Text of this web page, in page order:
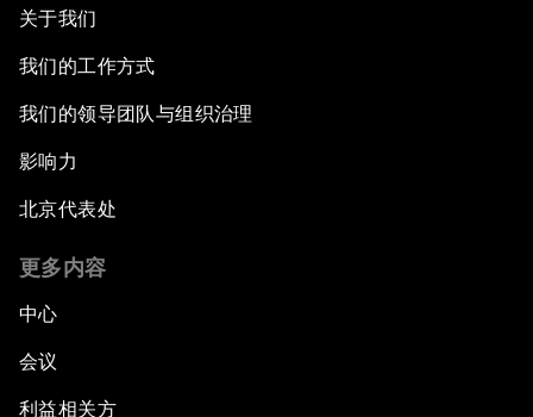
关于我们
我们的工作方式
我们的领导团队与组织治理
影响力
北京代表处
更多内容
中心
会议
利益相关方